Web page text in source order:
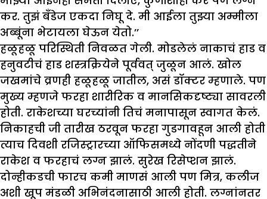
कर. तुझं बँडेज एकदा निघू दे. मी आईला तुझ्या अम्मीला
अब्बूंना भेटायला घेऊन येतो.’’
हळूहळू परिस्थिती निवळत गेली. मोडलेलं नाकाचं हाड व
हनुवटीचं हाड शस्त्रक्रियेने पूर्ववत् जुळून आलं. खोल
जखमांचे व्रणही हळूहळू जातील, असं डॉक्टर म्हणाले. पण
मुख्य म्हणजे फरहा शारीरिक व मानसिकदृष्ट्या सावरली
होती. राकेशच्या घरच्यांनी तिचं मनापासून स्वागत केलं.
निकाहची जी तारीख ठरवून फरहा गुडगावहून आली होती
त्याच दिवशी रजिस्ट्रारच्या ऑफिसमध्ये नोंदणी पद्धतीने
राकेश व फरहाचं लग्न झालं. सुरेख रिसेप्शन झालं.
दोन्हीकडची फारच कमी माणसं आली पण मित्र, कलीज
अशी खूप मंडळी अभिनंदनासाठी आली होती. लग्नांनतर